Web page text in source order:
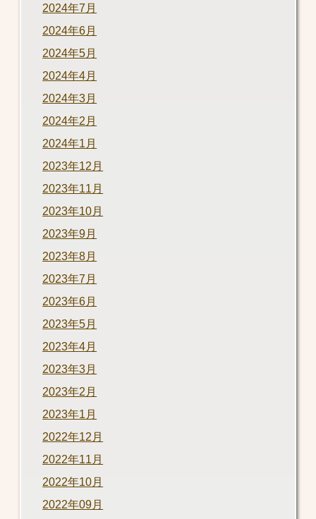
2024年7月
2024年6月
2024年5月
2024年4月
2024年3月
2024年2月
2024年1月
2023年12月
2023年11月
2023年10月
2023年9月
2023年8月
2023年7月
2023年6月
2023年5月
2023年4月
2023年3月
2023年2月
2023年1月
2022年12月
2022年11月
2022年10月
2022年09月